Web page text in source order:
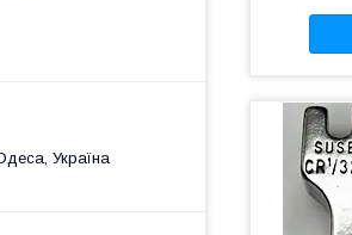
Україна